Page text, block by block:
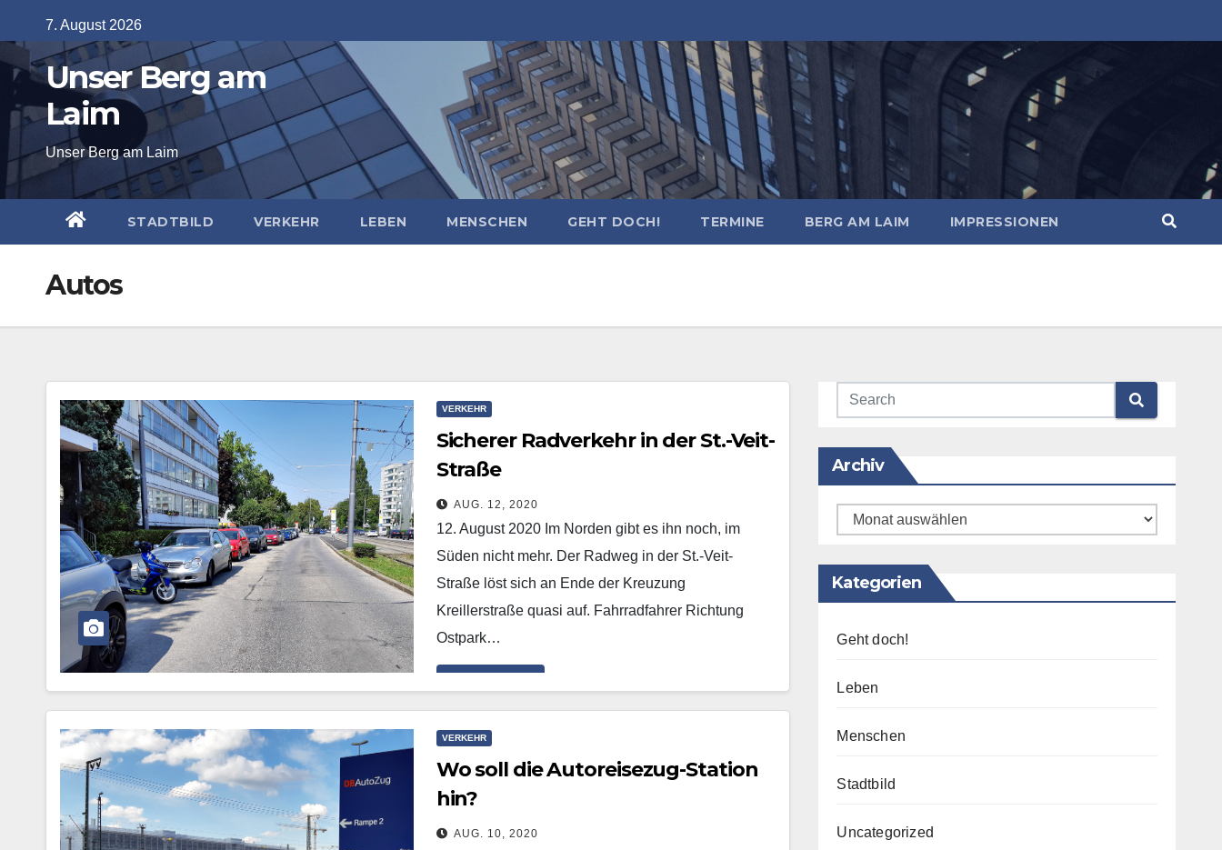
to
content
7. August 2026
Unser Berg am
Laim
Unser Berg am Laim
STADTBILD VERKEHR LEBEN MENSCHEN GEHT DOCH! TERMINE BERG AM LAIM IMPRESSIONEN
Autos
VERKEHR
Sicherer Radverkehr in der St.-Veit-
Straße
AUG. 12, 2020
12. August 2020 Im Norden gibt es ihn noch, im
Süden nicht mehr. Der Radweg in der St.-Veit-
Straße löst sich an Ende der Kreuzung
Kreillerstraße quasi auf. Fahrradfahrer Richtung
Ostpark…
VERKEHR
Wo soll die Autoreisezug-Station
hin?
AUG. 10, 2020
Archiv
Archiv
Kategorien
Geht doch!
Leben
Menschen
Stadtbild
Uncategorized